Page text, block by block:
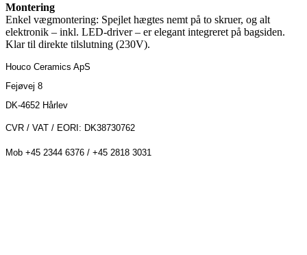
Montering
Enkel vægmontering: Spejlet hægtes nemt på to skruer, og alt
elektronik – inkl. LED-driver – er elegant integreret på bagsiden.
Klar til direkte tilslutning (230V).
Houco Ceramics ApS
Fejøvej 8
DK-4652 Hårlev
CVR / VAT / EORI: DK38730762
Mob +45 2344 6376 / +45 2818 3031